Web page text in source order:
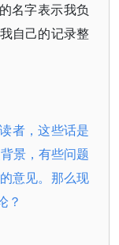
名字表示我负
自己的记录整
者，这些话是
景，有些问题
意见。那么现
？